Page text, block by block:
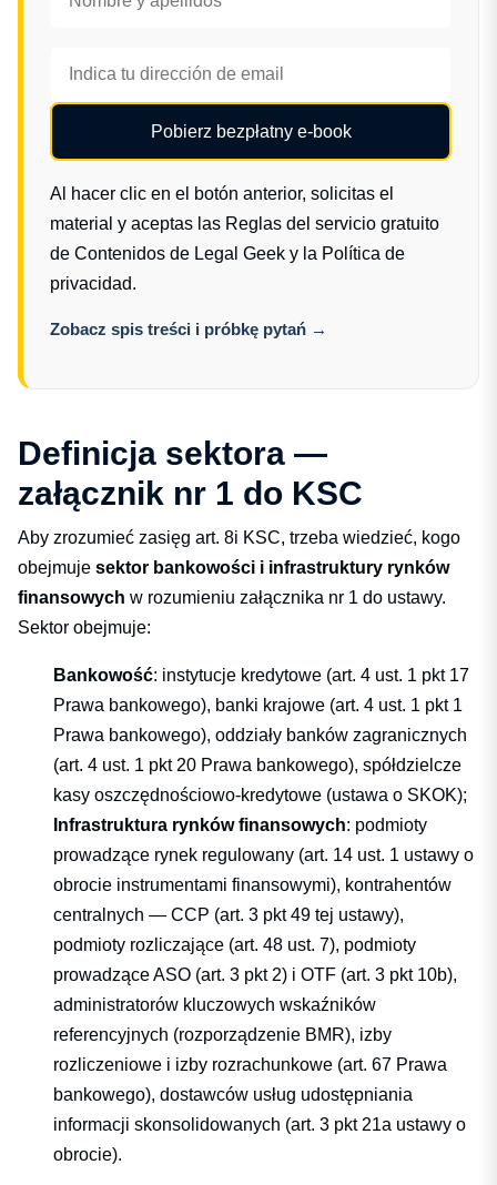
Pobierz bezpłatny e-book
Al hacer clic en el botón anterior, solicitas el
material y aceptas las Reglas del servicio gratuito
de Contenidos de Legal Geek y la Política de
privacidad.
Zobacz spis treści i próbkę pytań →
Definicja sektora —
załącznik nr 1 do KSC
Aby zrozumieć zasięg art. 8i KSC, trzeba wiedzieć, kogo
obejmuje sektor bankowości i infrastruktury rynków
finansowych w rozumieniu załącznika nr 1 do ustawy.
Sektor obejmuje:
Bankowość: instytucje kredytowe (art. 4 ust. 1 pkt 17
Prawa bankowego), banki krajowe (art. 4 ust. 1 pkt 1
Prawa bankowego), oddziały banków zagranicznych
(art. 4 ust. 1 pkt 20 Prawa bankowego), spółdzielcze
kasy oszczędnościowo-kredytowe (ustawa o SKOK);
Infrastruktura rynków finansowych: podmioty
prowadzące rynek regulowany (art. 14 ust. 1 ustawy o
obrocie instrumentami finansowymi), kontrahentów
centralnych — CCP (art. 3 pkt 49 tej ustawy),
podmioty rozliczające (art. 48 ust. 7), podmioty
prowadzące ASO (art. 3 pkt 2) i OTF (art. 3 pkt 10b),
administratorów kluczowych wskaźników
referencyjnych (rozporządzenie BMR), izby
rozliczeniowe i izby rozrachunkowe (art. 67 Prawa
bankowego), dostawców usług udostępniania
informacji skonsolidowanych (art. 3 pkt 21a ustawy o
obrocie).